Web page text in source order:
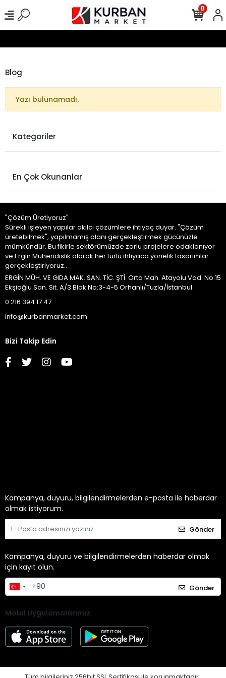
0
Blog
Yazı bulunamadı.
Kategoriler
En Çok Okunanlar
"Çözüm Üretiyoruz"
Sürekli işleyen yapılar akılcı çözümlere ihtiyaç duyar. "Çözüm
üretebilmek", yapılmamış olanı gerçekleştirmek gücünüzle
mümkündür. Bu fikirle sektörümüzde zorlu projelere odaklanıyor
ve Ergin Mühendislik olarak her türlü ihtiyaca yönelik tasarımlar
gerçekleştiriyoruz..
ERGİN MÜH. VE GIDA MAK. SAN. TİC. ŞTİ. Orta Mah. Atayolu Vad. No:15
Ekşioğlu San. Sit. A/3 Blok No:3-4-5 Orhanlı/Tuzla/İstanbul
0 216 394 17 47
info@kurbanmarket.com
Bizi Takip Edin
Kampanya, duyuru, bilgilendirmelerden e-posta ile haberdar
olmak istiyorum.
Gönder
Kampanya, duyuru ve bilgilendirmelerden haberdar olmak
için kayıt olun.
Gönder
Mobil Uygulamalarımız